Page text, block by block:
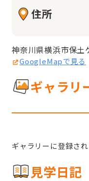
住所
神奈川県横浜市保土
GoogleMapで見る
ギャラリ
ギャラリーに登録さ
見学日記